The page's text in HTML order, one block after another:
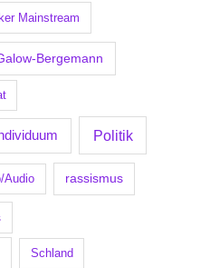
Mainstream
Bergemann
Politik
Audio rassismus
Schland